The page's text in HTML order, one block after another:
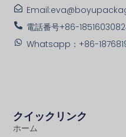
クイックリンク
ホーム
電話番号+86-
Whatsapp：+86-